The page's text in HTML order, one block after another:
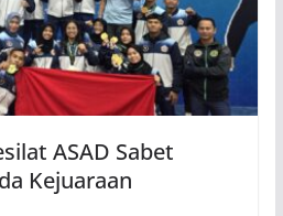
ASAD Sabet
Kejuaraan